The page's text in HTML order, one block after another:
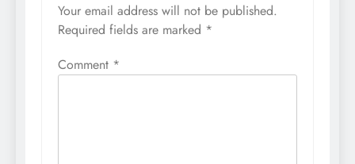
Your email address will not be published.
Required fields are marked *
Comment *